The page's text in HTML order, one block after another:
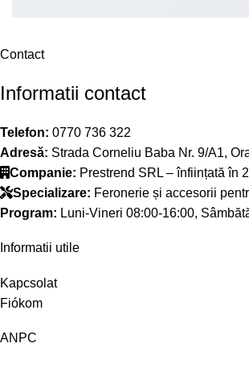
Contact
Informatii contact
Telefon: 0770 736 322
Adresă: Strada Corneliu Baba Nr. 9/A1,
Companie: Prestrend SRL – înființată în
Specializare: Feronerie și accesorii
Program: Luni-Vineri 08:00-16:00,
Informatii utile
Kapcsolat
Fiókom
ANPC